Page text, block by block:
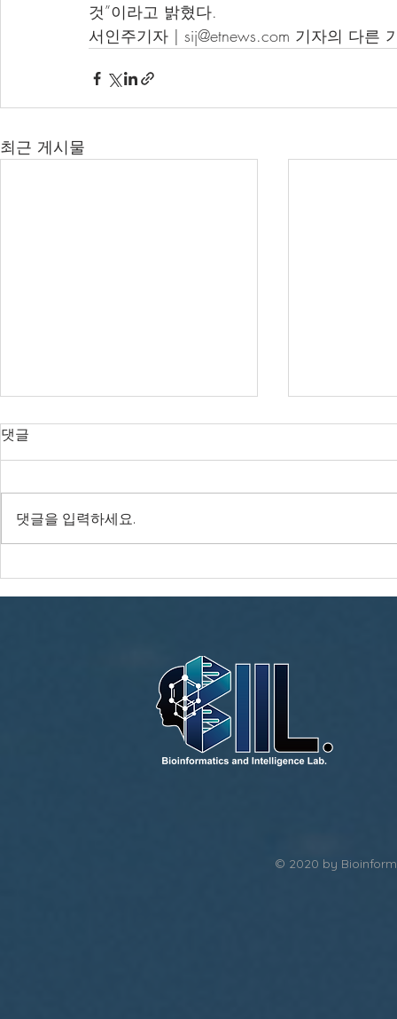
것”이라고 밝혔다.
서인주기자 | sij@etnews.com 기자의 다른
최근 게시물
연세대, ‘신약개발 AI 플랫폼
구축’ 177억 규모 국책사업
"내성균 잡
안"…GIST,
댓글
댓글을 입력하세요.
© 2020 by